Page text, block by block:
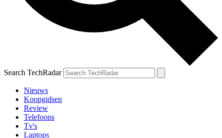
Search TechRadar
Nieuws
Koopgidsen
Review
Telefoons
Tv's
Laptops